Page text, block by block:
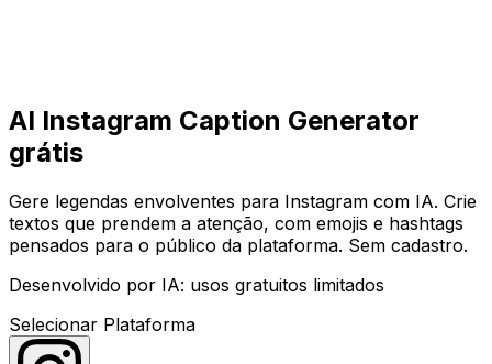
AI Instagram Caption Generator
grátis
Gere legendas envolventes para Instagram com IA. Crie
textos que prendem a atenção, com emojis e hashtags
pensados para o público da plataforma. Sem cadastro.
Desenvolvido por IA: usos gratuitos limitados
Selecionar Plataforma